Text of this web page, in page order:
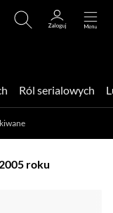
Ról serialowych
roku